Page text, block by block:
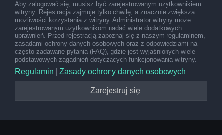
Aby zalogować się, musisz być zarejestrowanym użytkownikiem
witryny. Rejestracja zajmuje tylko chwilę, a znacznie zwiększa
możliwości korzystania z witryny. Administrator witryny może
zarejestrowanym użytkownikom nadać wiele dodatkowych
uprawnień. Przed rejestracją zapoznaj się z naszym regulaminem,
zasadami ochrony danych osobowych oraz z odpowiedziami na
często zadawane pytania (FAQ), gdzie jest wyjaśnionych wiele
podstawowych zagadnień dotyczących funkcjonowania witryny.
Regulamin Zasady ochrony danych osobowych
Zarejestruj się